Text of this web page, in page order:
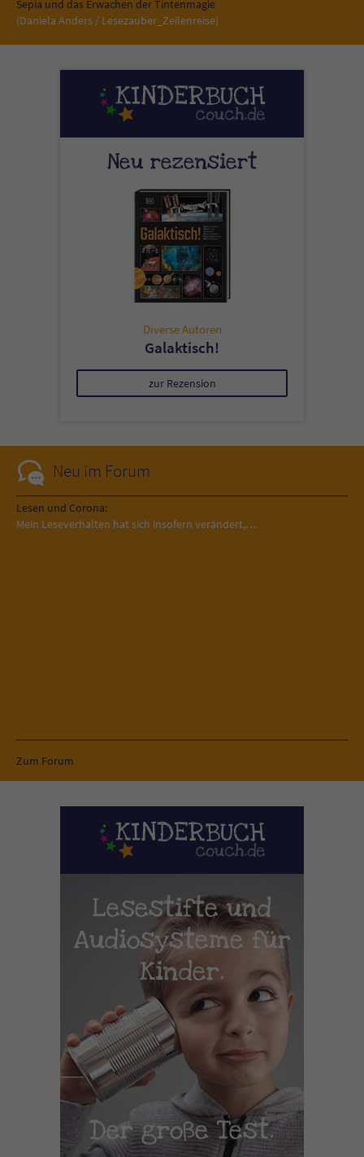
Sepia und das Erwachen der Tintenmagie
(Daniela Anders / Lesezauber_Zeilenreise)
Neu rezensiert
Diverse Autoren
Galaktisch!
zur Rezension
Neu im Forum
Lesen und Corona:
Mein Leseverhalten hat sich insofern verändert,…
Zum Forum
Lesestifte und
Audiosysteme für
Kinder.
Der große Test.
Sicherheitscode des Kontaktformulars zu
überprüfen.